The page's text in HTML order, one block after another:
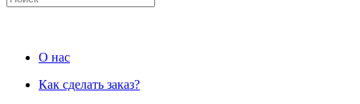
О нас
Как сделать заказ?